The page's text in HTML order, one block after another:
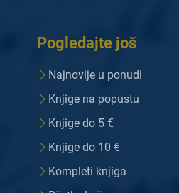
Pogledajte još
Najnovije u ponudi
Knjige na popustu
Knjige do 5 €
Knjige do 10 €
Kompleti knjiga